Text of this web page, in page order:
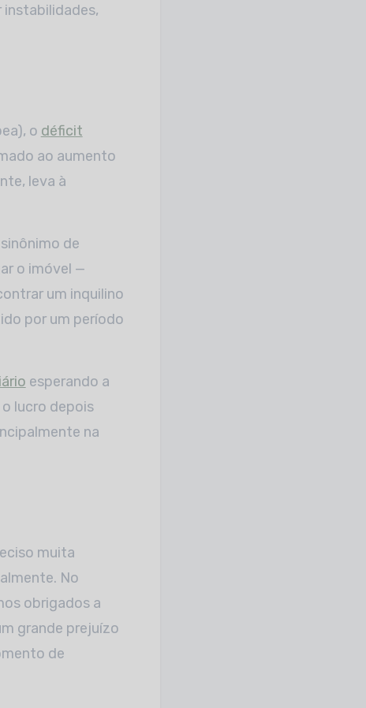
instabilidades,
o déficit
ao aumento
leva à
de
o imóvel —
um inquilino
por um período
esperando a
lucro depois
na
muita
No
obrigados a
grande prejuízo
de